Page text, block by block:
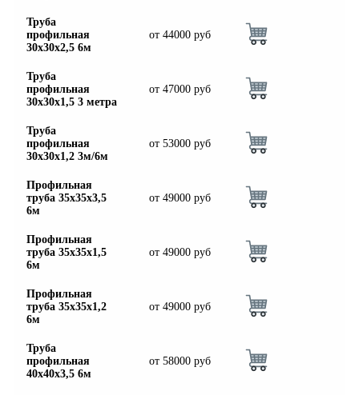
Труба
профильная
30х30х2,5 6м
от44000 руб
Труба
профильная
30х30х1,5 3 метра
от47000 руб
Труба
профильная
30х30х1,2 3м/6м
от53000 руб
Профильная
труба 35х35х3,5
6м
от49000 руб
Профильная
труба 35х35х1,5
6м
от49000 руб
Профильная
труба 35х35х1,2
6м
от49000 руб
Труба
профильная
40х40х3,5 6м
от58000 руб